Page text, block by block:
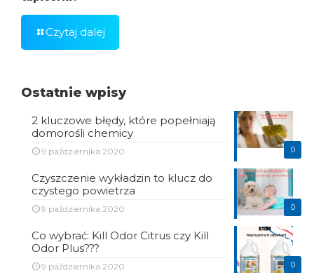
Czytaj dalej
Ostatnie wpisy
0
2 kluczowe błędy, które popełniają
domorośli chemicy
9 października 2020
0
Czyszczenie wykładzin to klucz do
czystego powietrza
9 października 2020
0
Co wybrać: Kill Odor Citrus czy Kill
Odor Plus???
9 października 2020